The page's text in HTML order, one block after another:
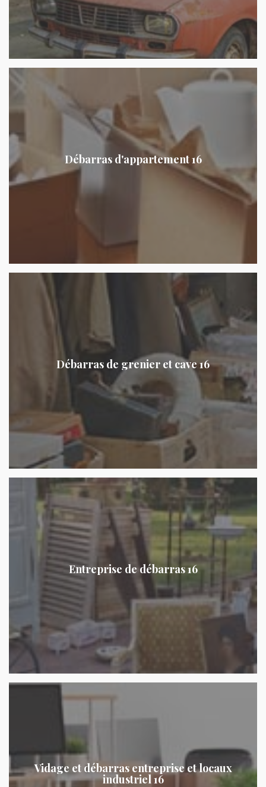
Débarras d'appartement 16
Débarras de grenier et cave 16
Entreprise de débarras 16
Vidage et débarras entreprise et locaux
industriel 16